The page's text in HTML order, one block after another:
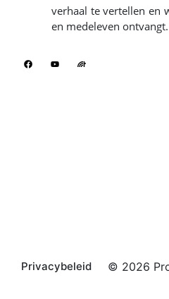
verhaal te vertellen en
en medeleven ontvangt.
Privacybeleid © 2026